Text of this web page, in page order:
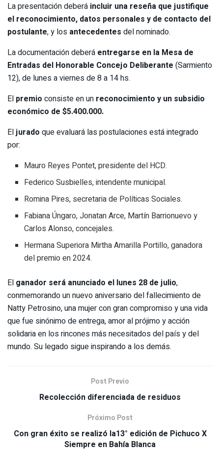
La presentación deberá incluir una reseña que justifique
el reconocimiento, datos personales y de contacto del
postulante, y los antecedentes del nominado.
La documentación deberá entregarse en la Mesa de
Entradas del Honorable Concejo Deliberante (Sarmiento
12), de lunes a viernes de 8 a 14 hs.
El premio consiste en un reconocimiento y un subsidio
económico de $5.400.000.
Eljurado que evaluará las postulaciones está integrado
por:
Mauro Reyes Pontet, presidente del HCD.
Federico Susbielles, intendente municipal.
Romina Pires, secretaria de Políticas Sociales.
Fabiana Úngaro, Jonatan Arce, Martín Barrionuevo y
Carlos Alonso, concejales.
Hermana Superiora Mirtha Amarilla Portillo, ganadora
del premio en 2024.
El ganador será anunciado el lunes 28 de julio,
conmemorando un nuevo aniversario del fallecimiento de
Natty Petrosino, una mujer con gran compromiso y una vida
que fue sinónimo de entrega, amor al prójimo y acción
solidaria en los rincones más necesitados del país y del
mundo. Su legado sigue inspirando a los demás.
Post Previo
Recolección diferenciada de residuos
Próximo Post
Con gran éxito se realizó la13° edición de Pichuco X
Siempre en Bahía Blanca